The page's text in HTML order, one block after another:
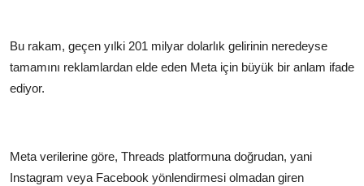
Bu rakam, geçen yılki 201 milyar dolarlık gelirinin neredeyse
tamamını reklamlardan elde eden Meta için büyük bir anlam ifade
ediyor.
Meta verilerine göre, Threads platformuna doğrudan, yani
Instagram veya Facebook yönlendirmesi olmadan giren